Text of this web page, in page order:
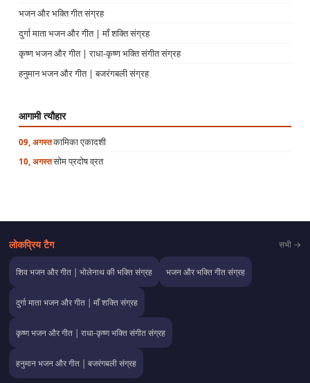
भजन और भक्ति गीत संग्रह
दुर्गा माता भजन और गीत | माँ शक्ति संग्रह
कृष्ण भजन और गीत | राधा-कृष्ण भक्ति संगीत संग्रह
हनुमान भजन और गीत | बजरंगबली संग्रह
आगामी त्यौहार
09, अगस्तकामिका एकादशी
10, अगस्तसोम प्रदोष व्रत
लोकप्रिय टैग सभी →
शिव भजन और गीत | भोलेनाथ की भक्ति संग्रह भजन और भक्ति गीत संग्रह
दुर्गा माता भजन और गीत | माँ शक्ति संग्रह
कृष्ण भजन और गीत | राधा-कृष्ण भक्ति संगीत संग्रह
हनुमान भजन और गीत | बजरंगबली संग्रह